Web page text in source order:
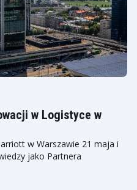
w Logistyce w
w Warszawie 21 maja i
jako Partnera